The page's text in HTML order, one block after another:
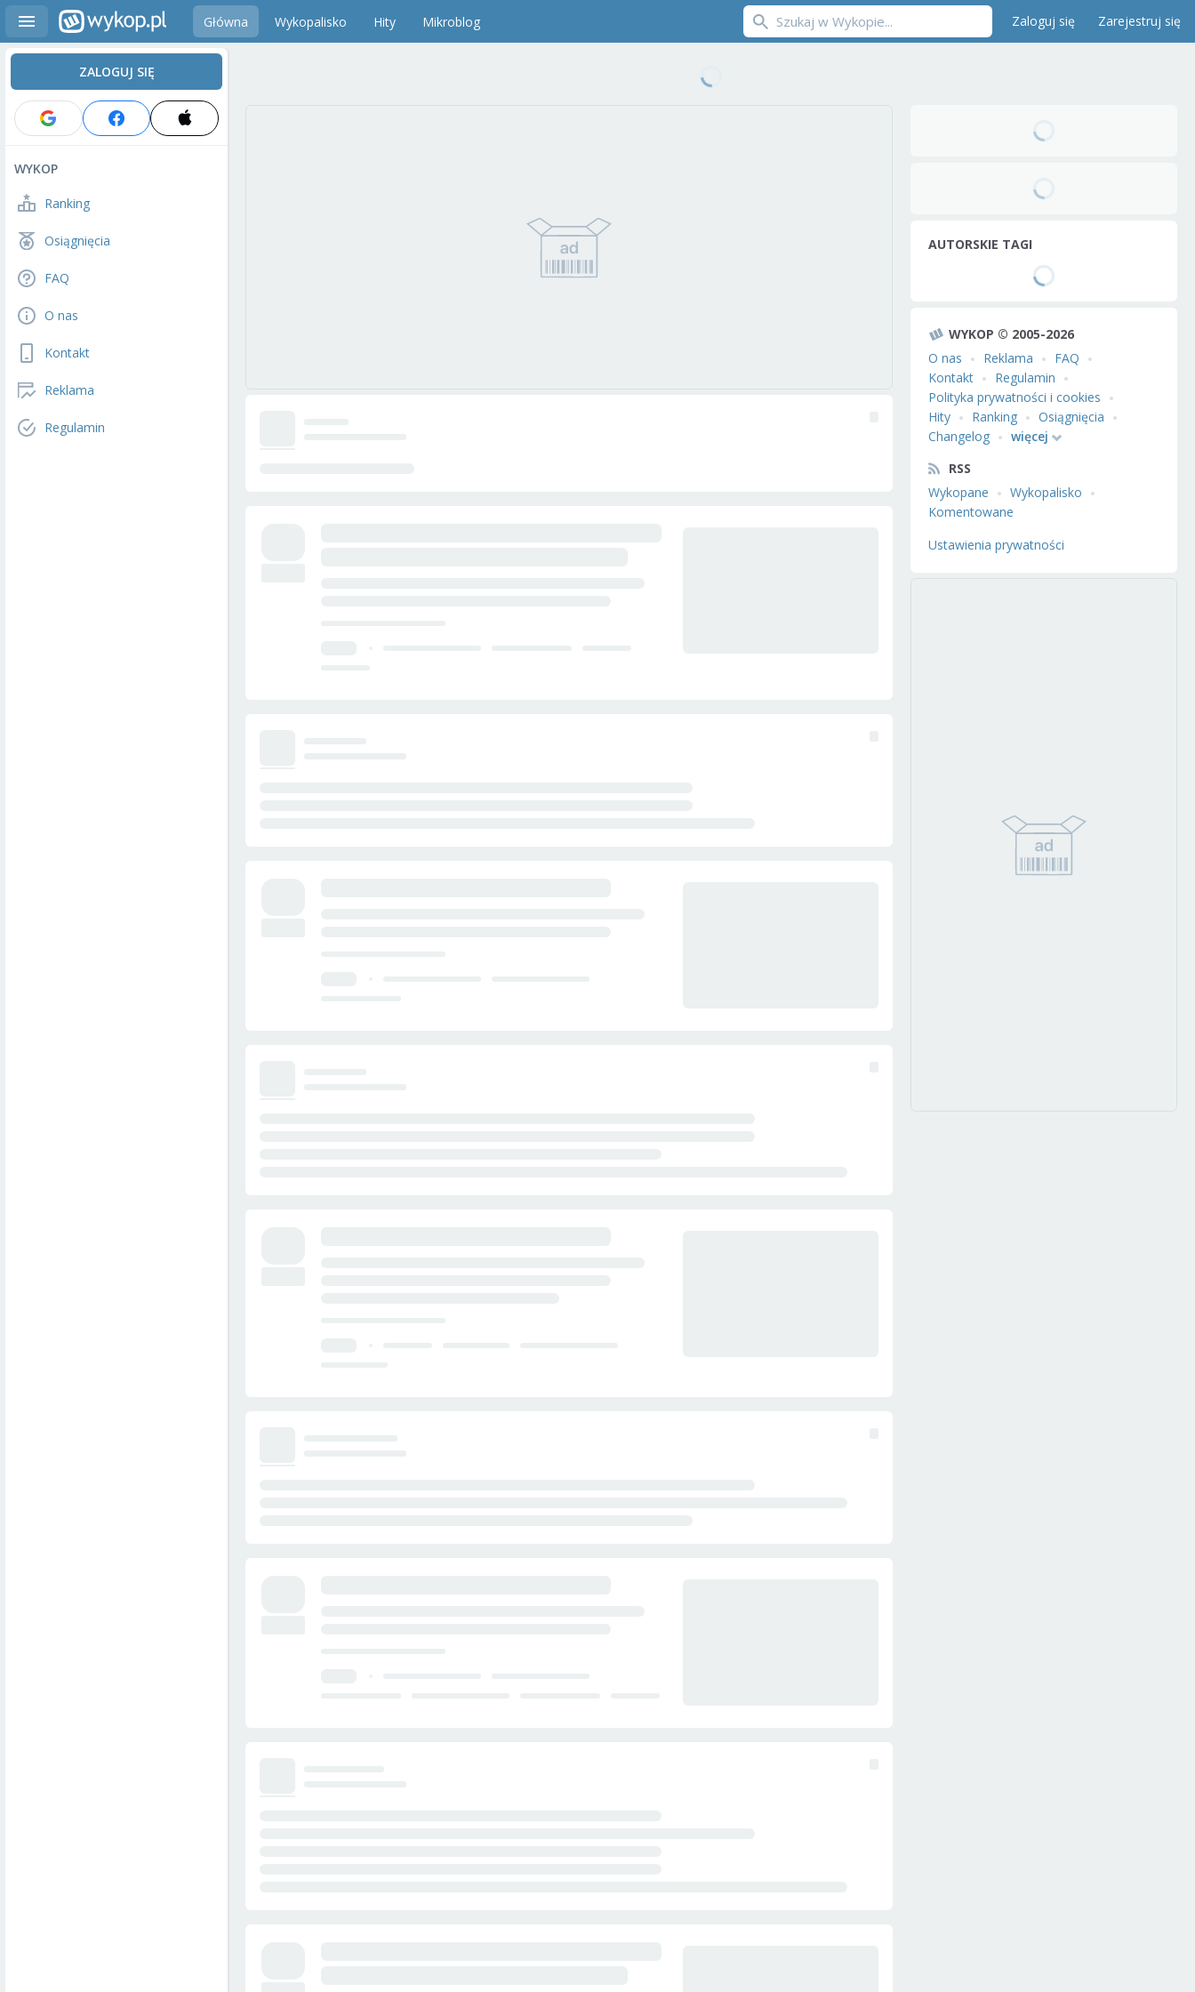
Główna Wykopalisko Hity Mikroblog Zaloguj się Zarejestruj się
ZALOGUJ SIĘ
WYKOP
Ranking
Osiągnięcia
FAQ
O nas
Kontakt
Reklama
Regulamin
AUTORSKIE TAGI
WYKOP © 2005-2026
O nas
Reklama
FAQ
Kontakt
Regulamin
Polityka prywatności i cookies
Hity
Ranking
Osiągnięcia
Changelog
więcej
RSS
Wykopane
Wykopalisko
Komentowane
Ustawienia prywatności